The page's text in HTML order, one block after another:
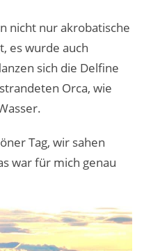
nicht nur akrobatische
es wurde auch
sich die Delfine
Orca, wie
Tag, wir sahen
war für mich genau